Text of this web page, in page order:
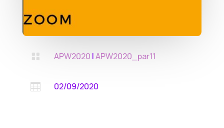
 APW2020 |APW2020_par11
 02/09/2020